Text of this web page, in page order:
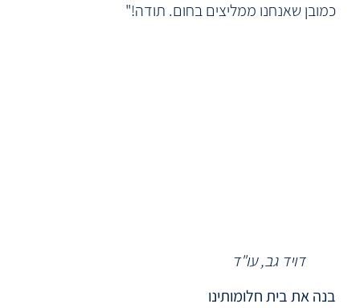
דויד גב, עו"ד
כמובן שאנחנו ממליצים בחום. תודה!"
בנה את בית חלומותינו